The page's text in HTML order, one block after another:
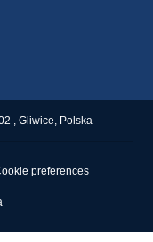
, Gliwice, Polska
preferences